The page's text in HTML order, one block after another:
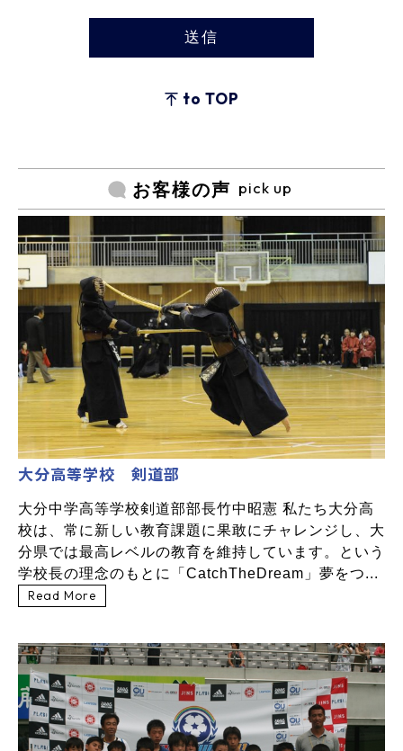
to TOP
お客様の声 pick up
大分高等学校 剣道部
大分中学高等学校剣道部部長竹中昭憲 私たち大分高
校は、常に新しい教育課題に果敢にチャレンジし、大
分県では最高レベルの教育を維持しています。という
学校長の理念のもとに「CatchTheDream」夢をつ...
Read More